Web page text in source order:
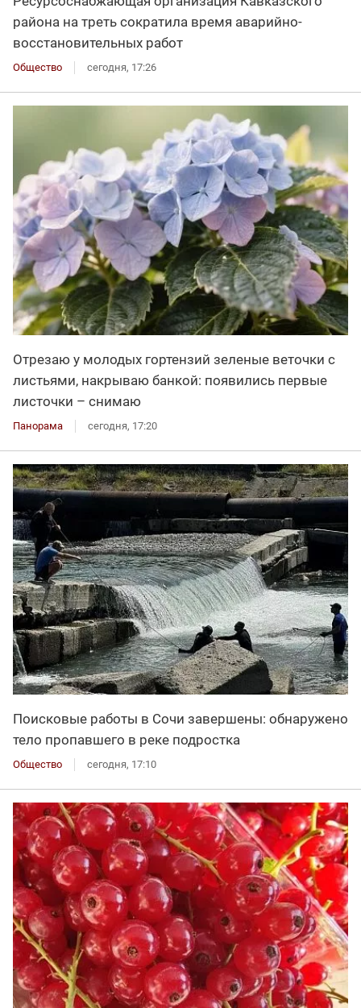
района на треть сократила время аварийно-
восстановительных работ
Общество сегодня, 17:26
Отрезаю у молодых гортензий зеленые веточки с
листьями, накрываю банкой: появились первые
листочки – снимаю
Панорама сегодня, 17:20
Поисковые работы в Сочи завершены: обнаружено
тело пропавшего в реке подростка
Общество сегодня, 17:10